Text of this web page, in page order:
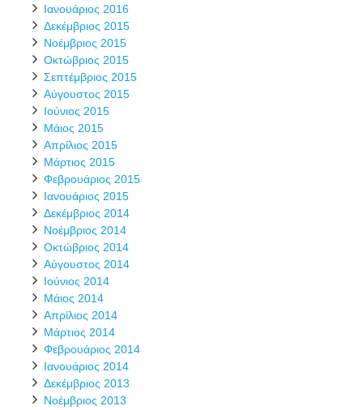
Ιανουάριος 2016
Δεκέμβριος 2015
Νοέμβριος 2015
Οκτώβριος 2015
Σεπτέμβριος 2015
Αύγουστος 2015
Ιούνιος 2015
Μάιος 2015
Απρίλιος 2015
Μάρτιος 2015
Φεβρουάριος 2015
Ιανουάριος 2015
Δεκέμβριος 2014
Νοέμβριος 2014
Οκτώβριος 2014
Αύγουστος 2014
Ιούνιος 2014
Μάιος 2014
Απρίλιος 2014
Μάρτιος 2014
Φεβρουάριος 2014
Ιανουάριος 2014
Δεκέμβριος 2013
Νοέμβριος 2013